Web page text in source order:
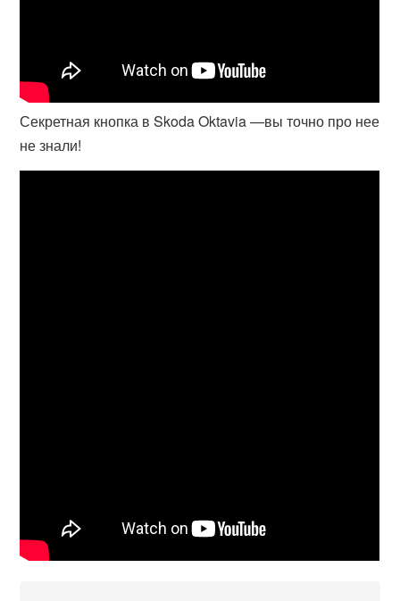
Секретная кнопка в Skoda Oktavia —вы точно про нее
не знали!